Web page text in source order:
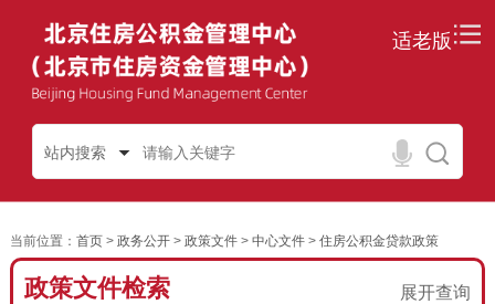
适老版
站内搜索
当前位置： 首页> 政务公开> 政策文件> 中心文件> 住房公积金贷款政策
政策文件检索 展开查询